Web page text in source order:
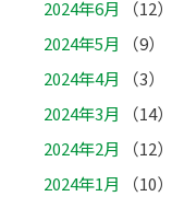
2024年6月
（12）
2024年5月
（9）
2024年4月
（3）
2024年3月
（14）
2024年2月
（12）
2024年1月
（10）